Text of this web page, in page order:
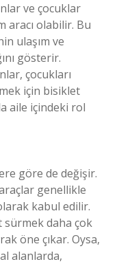
ve çocuklar
aracı olabilir. Bu
ulaşım ve
gösterir.
çocukları
için bisiklet
aile içindeki rol
göre de değişir.
genellikle
kabul edilir.
daha çok
öne çıkar. Oysa,
alanlarda,